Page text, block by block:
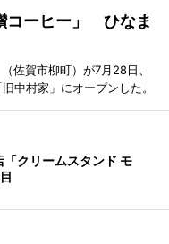
コーヒー」 ひなま
佐賀市柳町）が7月28日、
中村家」にオープンした。
クリームスタンド モ